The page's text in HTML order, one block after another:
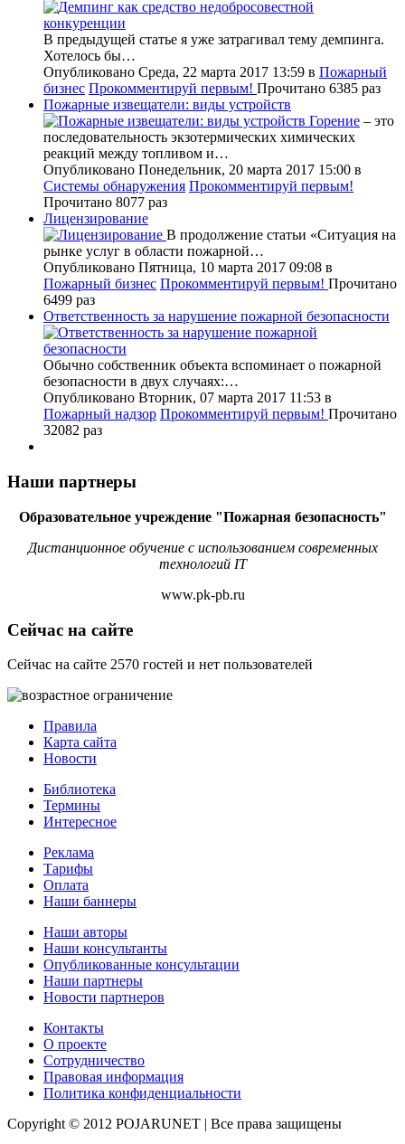
В предыдущей статье я уже затрагивал тему демпинга.
Хотелось бы…
Опубликовано Среда, 22 марта 2017 13:59 в Пожарный
бизнес Прокомментируй первым! Прочитано 6385 раз
Пожарные извещатели: виды устройств
Горение – это
последовательность экзотермических химических
реакций между топливом и…
Опубликовано Понедельник, 20 марта 2017 15:00 в
Системы обнаружения Прокомментируй первым!
Прочитано 8077 раз
Лицензирование
В продолжение статьи «Ситуация на
рынке услуг в области пожарной…
Опубликовано Пятница, 10 марта 2017 09:08 в
Пожарный бизнес Прокомментируй первым! Прочитано
6499 раз
Ответственность за нарушение пожарной безопасности
Обычно собственник объекта вспоминает о пожарной
безопасности в двух случаях:…
Опубликовано Вторник, 07 марта 2017 11:53 в
Пожарный надзор Прокомментируй первым! Прочитано
32082 раз
Наши партнеры
Образовательное учреждение "Пожарная безопасность"
Дистанционное обучение с использованием современных
технологий IT
www.pk-pb.ru
Сейчас на сайте
Сейчас на сайте 2570 гостей и нет пользователей
Правила
Карта сайта
Новости
Библиотека
Термины
Интересное
Реклама
Тарифы
Оплата
Наши баннеры
Наши авторы
Наши консультанты
Опубликованные консультации
Наши партнеры
Новости партнеров
Контакты
О проекте
Сотрудничество
Правовая информация
Политика конфиденциальности
Copyright © 2012 POJARUNET | Все права защищены